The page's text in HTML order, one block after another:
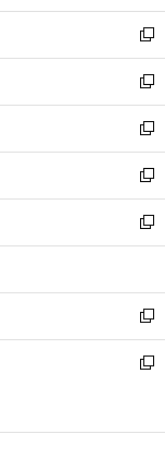
開
く
ウ
で
開
く
ン
ド
ウ
で
開
く
ウ
ィ
ン
ド
ウ
で
開
く
新
し
い
ウ
ィ
ン
ド
ウ
で
開
新
し
い
ウ
ィ
ン
ド
ウ
開
く
新
し
い
ウ
ィ
ン
ウ
で
開
く
新
し
い
ウ
ン
ド
ウ
で
新
し
ウ
ィ
ン
ド
開
新
し
い
ン
新
ウ